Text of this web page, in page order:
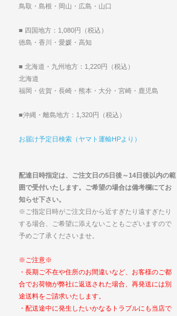
鳥取・島根・岡山・広島・山口
■ 四国地方：1,080円（税込）
徳島・香川・愛媛・高知
■ 北海道・九州地方：1,220円（税込）
北海道
福岡・佐賀・長崎・熊本・大分・宮崎・鹿児島
■沖縄・離島地方：1,320円（税込）
お届け予定日検索（ヤマト運輸HPより）
配達日時指定は、ご注文日の5日後～14日後以内の範
囲で受付いたします。ご希望の場合は備考欄にてお
知らせ下さい。
※ご指定日時がご注文日から近すぎたり遠すぎたり
する場合、ご希望に添えないこともございますので
予めご了承くださいませ。
※ご注意※
・長期ご不在や住所のお間違いなど、お客様のご都
合でお荷物が弊社に返送された場合、再発送には別
途送料をご請求いたします。
・配送途中に発生したいかなるトラブルにも当店で